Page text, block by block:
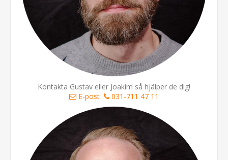
Kontakta Gustav eller Joakim så hjälper de dig!
E-post
031-711 47 11